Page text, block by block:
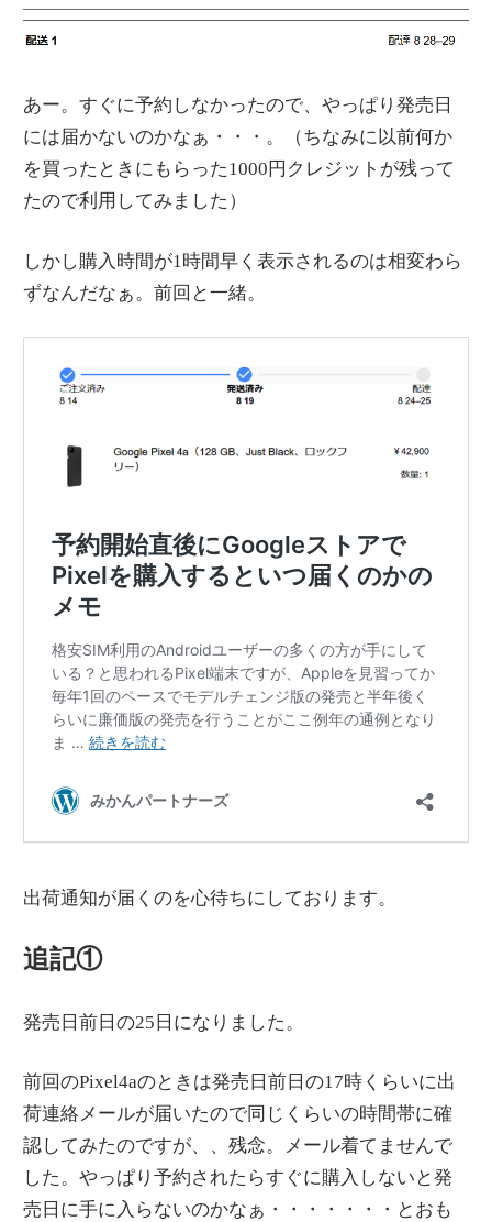
あー。すぐに予約しなかったので、やっぱり発売日
には届かないのかなぁ・・・。（ちなみに以前何か
を買ったときにもらった1000円クレジットが残って
たので利用してみました）
しかし購入時間が1時間早く表示されるのは相変わら
ずなんだなぁ。前回と一緒。
出荷通知が届くのを心待ちにしております。
追記①
発売日前日の25日になりました。
前回のPixel4aのときは発売日前日の17時くらいに出
荷連絡メールが届いたので同じくらいの時間帯に確
認してみたのですが、、残念。メール着てませんで
した。やっぱり予約されたらすぐに購入しないと発
売日に手に入らないのかなぁ・・・・・・・とおも